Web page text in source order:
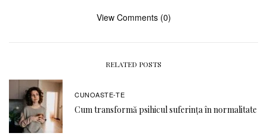
View Comments (0)
RELATED POSTS
CUNOASTE-TE
Cum transformă psihicul suferința în normalitate